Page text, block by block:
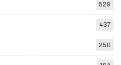
529
437
250